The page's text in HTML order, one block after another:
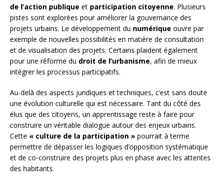
de l’action publique et participation citoyenne. Plusieurs
pistes sont explorées pour améliorer la gouvernance des
projets urbains. Le développement du numérique ouvre par
exemple de nouvelles possibilités en matière de consultation
et de visualisation des projets. Certains plaident également
pour une réforme du droit de l’urbanisme, afin de mieux
intégrer les processus participatifs.
Au-delà des aspects juridiques et techniques, c’est sans doute
une évolution culturelle qui est nécessaire. Tant du côté des
élus que des citoyens, un apprentissage reste à faire pour
construire un véritable dialogue autour des enjeux urbains.
Cette « culture de la participation » pourrait à terme
permettre de dépasser les logiques d’opposition systématique
et de co-construire des projets plus en phase avec les attentes
des habitants.